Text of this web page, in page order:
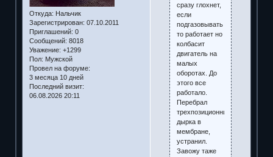
Откуда: Нальчик
Зарегистрирован: 07.10.2011
Приглашений: 0
Сообщений: 8018
Уважение: +1299
Пол: Мужской
Провел на форуме:
3 месяца 10 дней
Последний визит:
06.08.2026 20:11
сразу глохнет,
если
подгазовывать
то работает но
колбасит
двигатель на
малых
оборотах. До
этого все
работало.
Перебрал
трехпозиционник
дырка в
мембране,
устранил.
Завожу таже